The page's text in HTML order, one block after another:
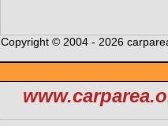
Copyright © 2004 - 2026